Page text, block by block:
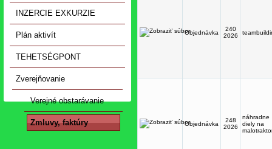
INZERCIE EXKURZIE
Plán aktivít
TEHETSÉGPONT
Zverejňovanie
Verejné obstarávanie
Zmluvy, faktúry
Objednávka
240
2026
Objednávka
248
2026
náhradne
diely na